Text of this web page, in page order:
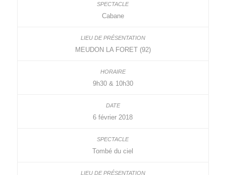
Cabane
MEUDON LA FORET (92)
9h30 & 10h30
6 février 2018
Tombé du ciel